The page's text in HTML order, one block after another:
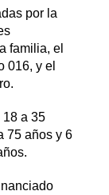
por la
familia, el
016, y el
18 a 35
75 años y 6